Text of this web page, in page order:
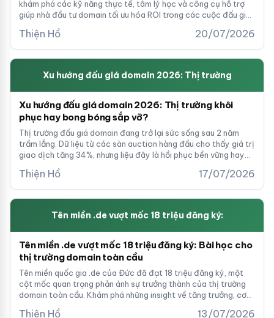
khám phá các kỹ năng thực tế, tâm lý học và công cụ hỗ trợ
giúp nhà đầu tư domain tối ưu hóa ROI trong các cuộc đấu giá
Thiện Hồ 20/07/2026
Xu hướng đấu giá domain 2026: Thị trường
Xu hướng đấu giá domain 2026: Thị trường khôi
phục hay bong bóng sắp vỡ?
Thị trường đấu giá domain đang trở lại sức sống sau 2 năm
trầm lắng. Dữ liệu từ các sàn auction hàng đầu cho thấy giá trị
giao dịch tăng 34%, nhưng liệu đây là hồi phục bền vững hay
định cơ hội thực.
Thiện Hồ 17/07/2026
Tên miền .de vượt mốc 18 triệu đăng ký:
Tên miền .de vượt mốc 18 triệu đăng ký: Bài học cho
thị trường domain toàn cầu
Tên miền quốc gia .de của Đức đã đạt 18 triệu đăng ký, một
cột mốc quan trọng phản ánh sự trưởng thành của thị trường
domain toàn cầu. Khám phá những insight về tăng trưởng, cơ
Thiện Hồ 13/07/2026